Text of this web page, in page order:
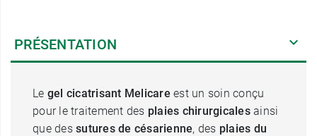
PRÉSENTATION
Le gel cicatrisant Melicare est un soin conçu
pour le traitement des plaies chirurgicalesainsi
que des sutures de césarienne, des plaies du